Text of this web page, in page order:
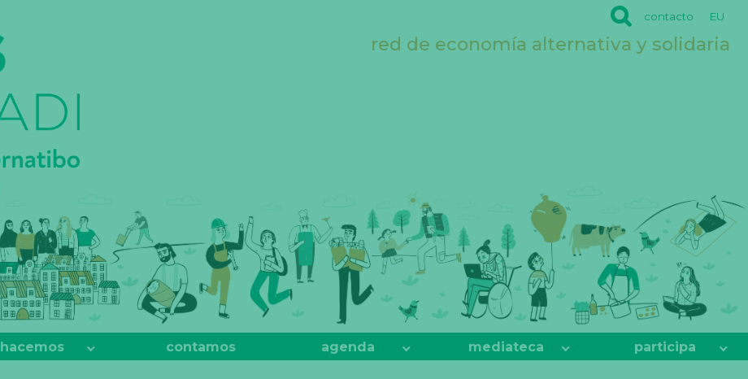
contacto EU
red de economía alternativa y solidaria
hacemos contamos agenda mediateca participa